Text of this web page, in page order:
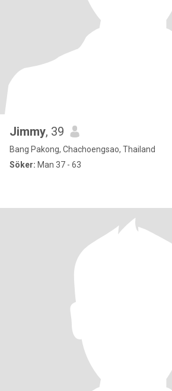
Jimmy, 39
Bang Pakong, Chachoengsao, Thailand
Söker: Man 37 - 63